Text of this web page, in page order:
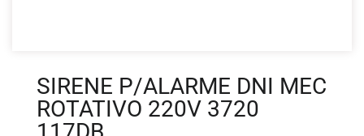
SIRENE P/ALARME DNI MEC
ROTATIVO 220V 3720